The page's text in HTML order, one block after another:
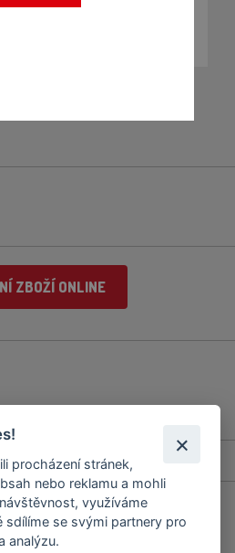
ZBOŽÍ ONLINE
procházení stránek,
nebo reklamu a mohli
využíváme
se svými partnery pro
analýzu.